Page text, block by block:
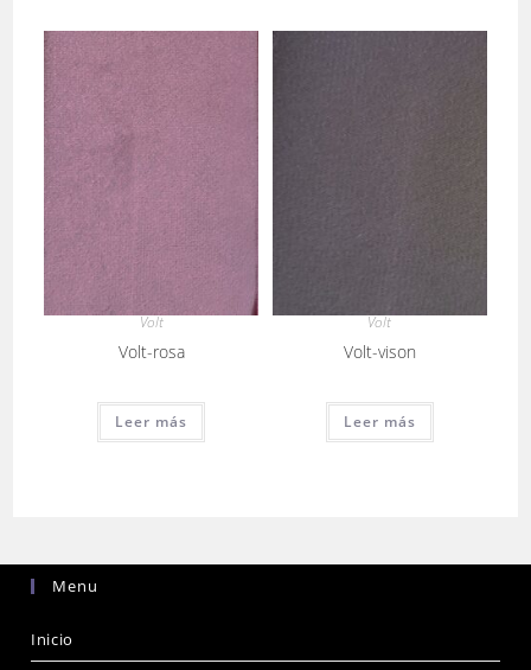
Volt
Volt-rosa
Leer más
Volt
Volt-vison
Leer más
Menu
Inicio